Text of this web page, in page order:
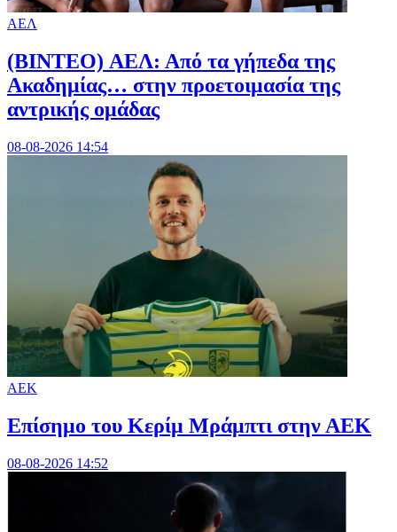
ΑΕΛ
(BINTEO) ΑΕΛ: Από τα γήπεδα της
Ακαδημίας… στην προετοιμασία της
αντρικής ομάδας
08-08-2026 14:54
ΑΕΚ
Επίσημο του Κερίμ Μράμπτι στην ΑΕK
08-08-2026 14:52